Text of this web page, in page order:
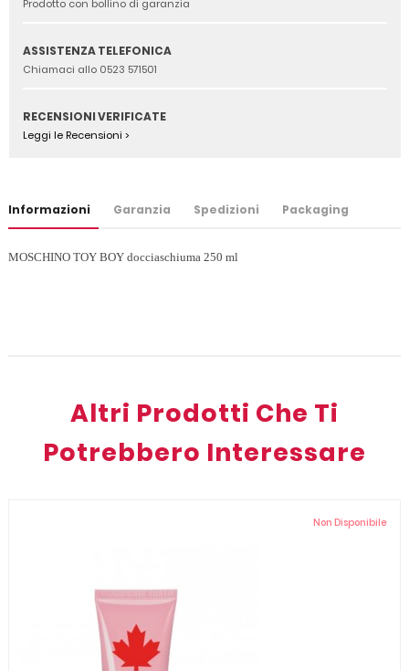
Prodotto con bollino di garanzia
ASSISTENZA TELEFONICA
Chiamaci allo 0523 571501
RECENSIONI VERIFICATE
Leggi le Recensioni >
Informazioni Garanzia Spedizioni Packaging
MOSCHINO TOY BOY docciaschiuma 250 ml
Altri Prodotti Che Ti
Potrebbero Interessare
Non Disponibile